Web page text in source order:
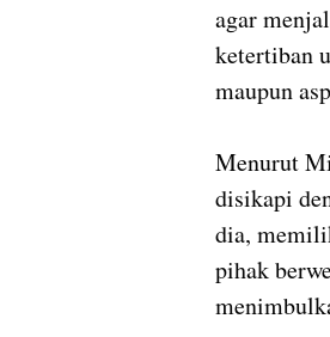
agar
ketertiban
maupun
Menurut
disikapi
dia,
pihak